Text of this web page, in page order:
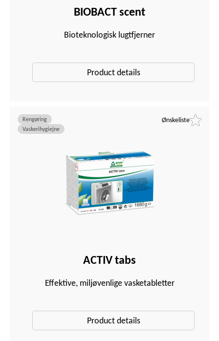
BIOBACT scent
Bioteknologisk lugtfjerner
Product details
Ønskeliste
ACTIV tabs
Effektive, miljøvenlige vasketabletter
Rengøring
Vaskerihygiejne
Product details